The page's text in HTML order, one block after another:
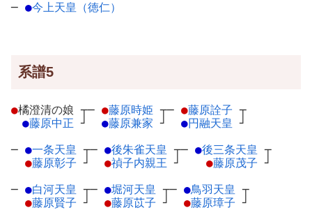
─ ●今上天皇（徳仁）
系譜5
●橘澄清の娘 ┬
●藤原中正 ┘
─ ●藤原時姫 ┬
●藤原兼家 ┘
─ ●藤原詮子 ┬
●円融天皇 ┘
─ ●一条天皇 ┬
●藤原彰子 ┘
─ ●後朱雀天皇 ┬
●禎子内親王 ┘
─ ●後三条天皇 ┬
●藤原茂子 ┘
─ ●白河天皇 ┬
●藤原賢子 ┘
─ ●堀河天皇 ┬
●藤原苡子 ┘
─ ●鳥羽天皇 ┬
●藤原璋子 ┘